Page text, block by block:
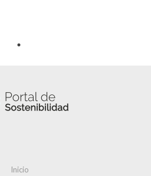
Inicio